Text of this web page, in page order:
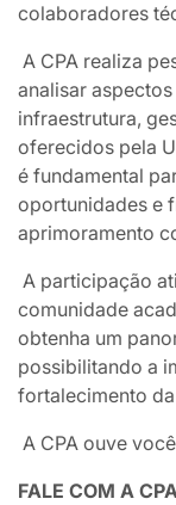
colaboradores
A CPA realiza
analisar
infraestrutura,
oferecidos pela
é fundamental
oportunidades e
aprimoramento
A participação
comunidade
obtenha um
possibilitando a
fortalecimento
A CPA ouve
FALE COM A